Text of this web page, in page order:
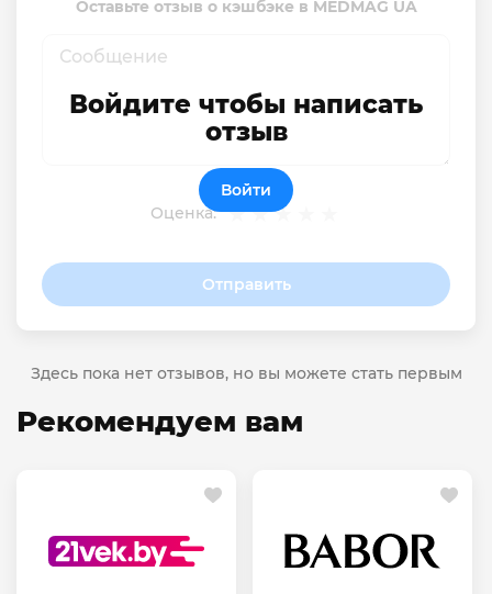
Оставьте отзыв о кэшбэке в MEDMAG UA
Оценка:
Отправить
Войдите чтобы написать
отзыв
Войти
Здесь пока нет отзывов, но вы можете стать первым
Рекомендуем вам